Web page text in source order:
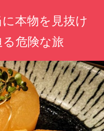
本物を見抜け
危険な旅